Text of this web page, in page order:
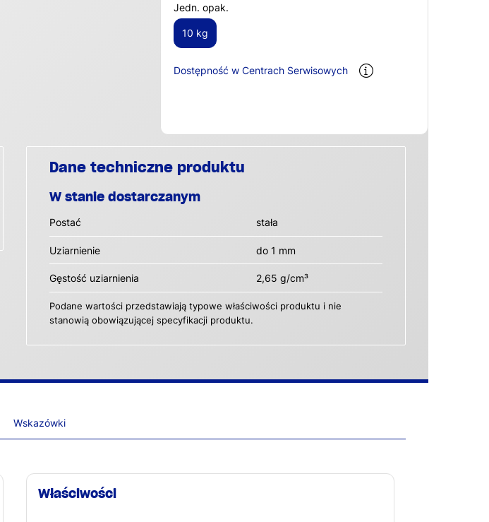
Jedn. opak.
10 kg
Dostępność w Centrach Serwisowych
Dane techniczne produktu
W stanie dostarczanym
Postać stała
Uziarnienie do 1 mm
Gęstość uziarnienia 2,65 g/cm³
Podane wartości przedstawiają typowe właściwości produktu i nie
stanowią obowiązującej specyfikacji produktu.
Wskazówki
Właściwości